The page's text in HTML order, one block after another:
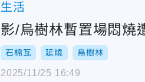
生活
影/烏樹林暫置場悶
石棉瓦 延燒 烏樹林
2025/11/25 16:49